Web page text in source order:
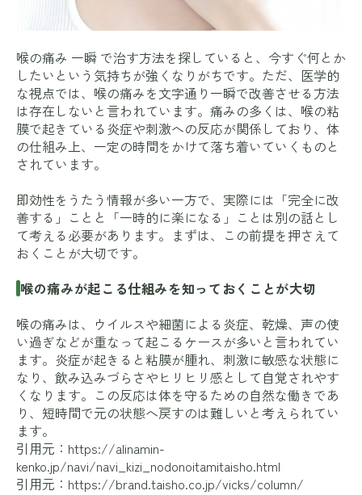
喉の痛み 一瞬 で治す方法を探していると、今すぐ何とか
したいという気持ちが強くなりがちです。ただ、医学的
な視点では、喉の痛みを文字通り一瞬で改善させる方法
は存在しないと言われています。痛みの多くは、喉の粘
膜で起きている炎症や刺激への反応が関係しており、体
の仕組み上、一定の時間をかけて落ち着いていくものと
されています。
即効性をうたう情報が多い一方で、実際には「完全に改
善する」ことと「一時的に楽になる」ことは別の話とし
て考える必要があります。まずは、この前提を押さえて
おくことが大切です。
喉の痛みが起こる仕組みを知っておくことが大切
喉の痛みは、ウイルスや細菌による炎症、乾燥、声の使
い過ぎなどが重なって起こるケースが多いと言われてい
ます。炎症が起きると粘膜が腫れ、刺激に敏感な状態に
なり、飲み込みづらさやヒリヒリ感として自覚されやす
くなります。この反応は体を守るための自然な働きであ
り、短時間で元の状態へ戻すのは難しいと考えられてい
ます。
引用元： https://alinamin-
kenko.jp/navi/navi_kizi_nodonoitamitaisho.html
引用元： https://brand.taisho.co.jp/vicks/column/